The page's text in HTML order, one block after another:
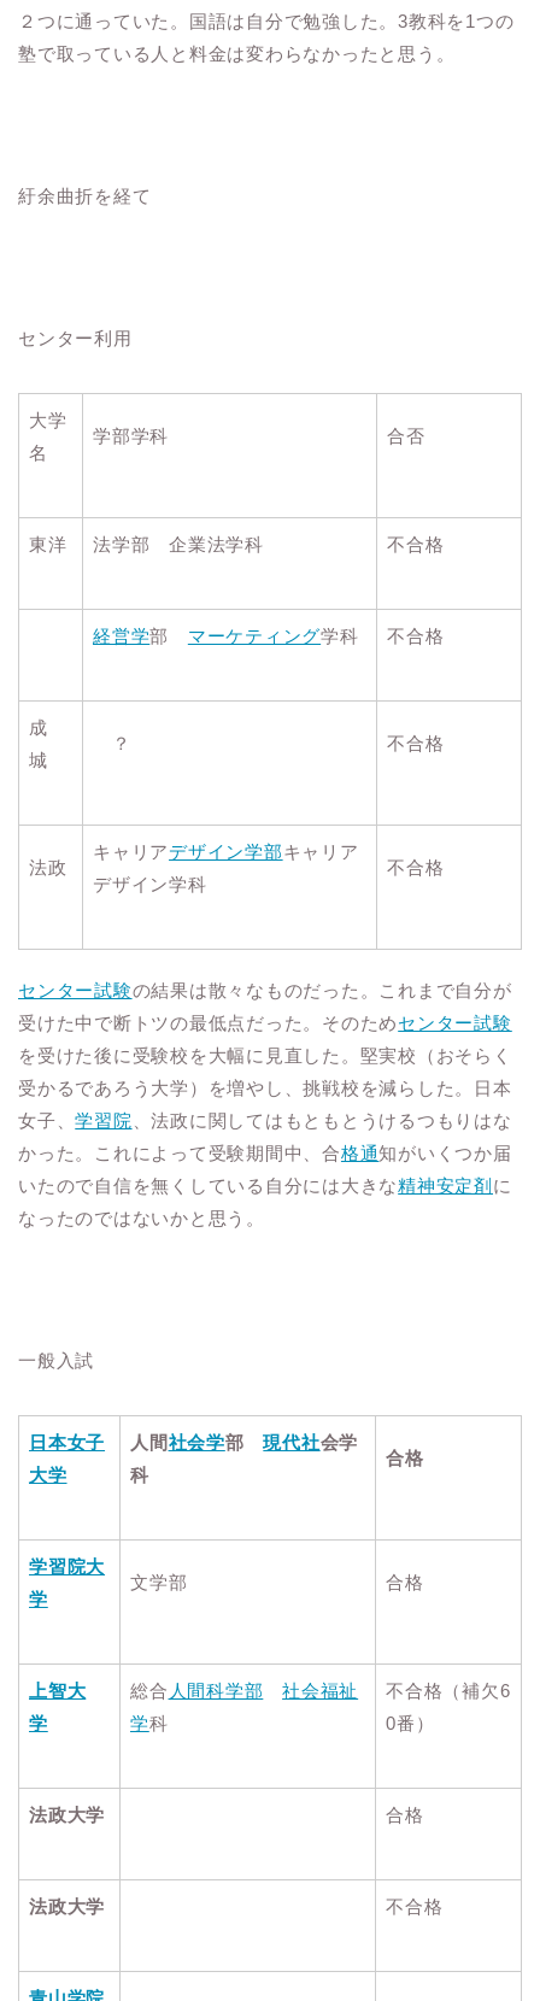
２つに通っていた。国語は自分で勉強した。3教科を1つの
塾で取っている人と料金は変わらなかったと思う。
紆余曲折を経て
センター利用
大学
名
学部学科 合否
東洋 法学部 企業法学科 不合格
経営学部 マーケティング学科 不合格
成
城
？ 不合格
法政
キャリアデザイン学部キャリア
デザイン学科
不合格
センター試験の結果は散々なものだった。これまで自分が
受けた中で断トツの最低点だった。そのためセンター試験
を受けた後に受験校を大幅に見直した。堅実校（おそらく
受かるであろう大学）を増やし、挑戦校を減らした。日本
女子、学習院 、法政に関してはもともとうけるつもりはな
かった。これによって受験期間中、合格通知がいくつか届
いたので自信を無くしている自分には大きな精神安定剤 に
なったのではないかと思う。
一般入試
日本女子
大学
人間社会学部現代社会学
科
合格
学習院大
学
文学部 合格
上智大
学
総合 人間科学部
社会福祉
学科
不合格（補欠6
0番）
法政大学 合格
法政大学 不合格